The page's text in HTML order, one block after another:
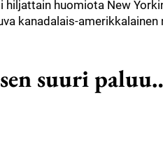
hiljattain huomiota New
kanadalais-
suuri